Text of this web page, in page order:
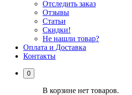
Отследить заказ
Отзывы
Статьи
Скидки!
Не нашли товар?
Оплата и Доставка
Контакты
0
В корзине нет товаров.